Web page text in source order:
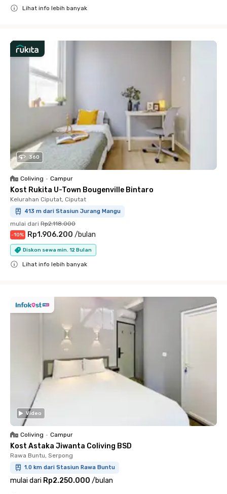
Lihat info lebih banyak
360
Coliving • Campur
Kost Rukita U-Town Bougenville Bintaro
Kelurahan Ciputat, Ciputat
413 m dari Stasiun Jurang Mangu
mulai dari Rp2.118.000
-10% Rp1.906.200 /bulan
Diskon sewa min. 12 Bulan
Lihat info lebih banyak
Video
Coliving • Campur
Kost Astaka Jiwanta Coliving BSD
Rawa Buntu, Serpong
1.0 km dari Stasiun Rawa Buntu
mulai dari Rp2.250.000 /bulan